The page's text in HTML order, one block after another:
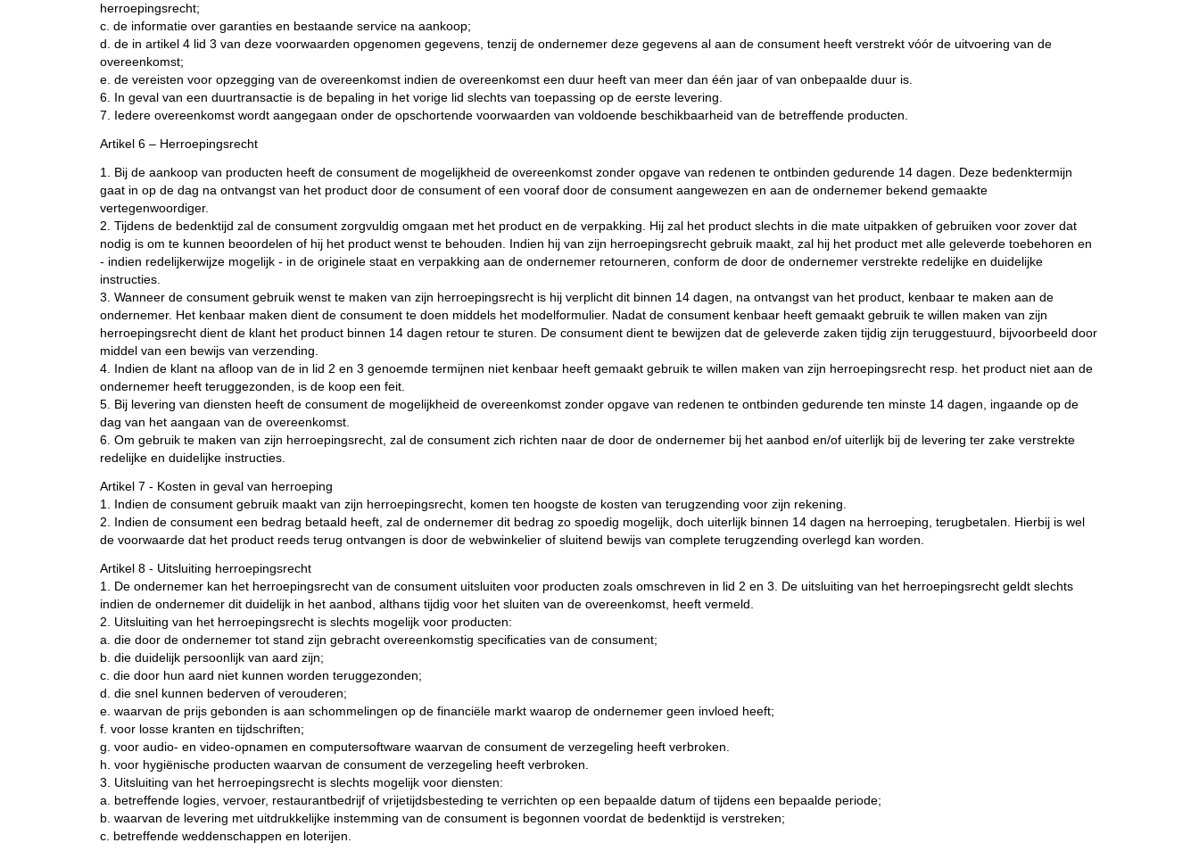
herroepingsrecht;
c. de informatie over garanties en bestaande service na aankoop;
d. de in artikel 4 lid 3 van deze voorwaarden opgenomen gegevens, tenzij de ondernemer deze gegevens al aan de consument heeft verstrekt vóór de uitvoering van de
overeenkomst;
e. de vereisten voor opzegging van de overeenkomst indien de overeenkomst een duur heeft van meer dan één jaar of van onbepaalde duur is.
6. In geval van een duurtransactie is de bepaling in het vorige lid slechts van toepassing op de eerste levering.
7. Iedere overeenkomst wordt aangegaan onder de opschortende voorwaarden van voldoende beschikbaarheid van de betreffende producten.
Artikel 6 – Herroepingsrecht
1. Bij de aankoop van producten heeft de consument de mogelijkheid de overeenkomst zonder opgave van redenen te ontbinden gedurende 14 dagen. Deze bedenktermijn
gaat in op de dag na ontvangst van het product door de consument of een vooraf door de consument aangewezen en aan de ondernemer bekend gemaakte
vertegenwoordiger.
2. Tijdens de bedenktijd zal de consument zorgvuldig omgaan met het product en de verpakking. Hij zal het product slechts in die mate uitpakken of gebruiken voor zover dat
nodig is om te kunnen beoordelen of hij het product wenst te behouden. Indien hij van zijn herroepingsrecht gebruik maakt, zal hij het product met alle geleverde toebehoren en
- indien redelijkerwijze mogelijk - in de originele staat en verpakking aan de ondernemer retourneren, conform de door de ondernemer verstrekte redelijke en duidelijke
instructies.
3. Wanneer de consument gebruik wenst te maken van zijn herroepingsrecht is hij verplicht dit binnen 14 dagen, na ontvangst van het product, kenbaar te maken aan de
ondernemer. Het kenbaar maken dient de consument te doen middels het modelformulier. Nadat de consument kenbaar heeft gemaakt gebruik te willen maken van zijn
herroepingsrecht dient de klant het product binnen 14 dagen retour te sturen. De consument dient te bewijzen dat de geleverde zaken tijdig zijn teruggestuurd, bijvoorbeeld door
middel van een bewijs van verzending.
4. Indien de klant na afloop van de in lid 2 en 3 genoemde termijnen niet kenbaar heeft gemaakt gebruik te willen maken van zijn herroepingsrecht resp. het product niet aan de
ondernemer heeft teruggezonden, is de koop een feit.
5. Bij levering van diensten heeft de consument de mogelijkheid de overeenkomst zonder opgave van redenen te ontbinden gedurende ten minste 14 dagen, ingaande op de
dag van het aangaan van de overeenkomst.
6. Om gebruik te maken van zijn herroepingsrecht, zal de consument zich richten naar de door de ondernemer bij het aanbod en/of uiterlijk bij de levering ter zake verstrekte
redelijke en duidelijke instructies.
Artikel 7 - Kosten in geval van herroeping
1. Indien de consument gebruik maakt van zijn herroepingsrecht, komen ten hoogste de kosten van terugzending voor zijn rekening.
2. Indien de consument een bedrag betaald heeft, zal de ondernemer dit bedrag zo spoedig mogelijk, doch uiterlijk binnen 14 dagen na herroeping, terugbetalen. Hierbij is wel
de voorwaarde dat het product reeds terug ontvangen is door de webwinkelier of sluitend bewijs van complete terugzending overlegd kan worden.
Artikel 8 - Uitsluiting herroepingsrecht
1. De ondernemer kan het herroepingsrecht van de consument uitsluiten voor producten zoals omschreven in lid 2 en 3. De uitsluiting van het herroepingsrecht geldt slechts
indien de ondernemer dit duidelijk in het aanbod, althans tijdig voor het sluiten van de overeenkomst, heeft vermeld.
2. Uitsluiting van het herroepingsrecht is slechts mogelijk voor producten:
a. die door de ondernemer tot stand zijn gebracht overeenkomstig specificaties van de consument;
b. die duidelijk persoonlijk van aard zijn;
c. die door hun aard niet kunnen worden teruggezonden;
d. die snel kunnen bederven of verouderen;
e. waarvan de prijs gebonden is aan schommelingen op de financiële markt waarop de ondernemer geen invloed heeft;
f. voor losse kranten en tijdschriften;
g. voor audio- en video-opnamen en computersoftware waarvan de consument de verzegeling heeft verbroken.
h. voor hygiënische producten waarvan de consument de verzegeling heeft verbroken.
3. Uitsluiting van het herroepingsrecht is slechts mogelijk voor diensten:
a. betreffende logies, vervoer, restaurantbedrijf of vrijetijdsbesteding te verrichten op een bepaalde datum of tijdens een bepaalde periode;
b. waarvan de levering met uitdrukkelijke instemming van de consument is begonnen voordat de bedenktijd is verstreken;
c. betreffende weddenschappen en loterijen.